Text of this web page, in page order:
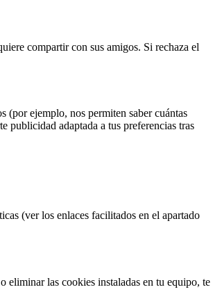
compartir con sus amigos. Si rechaza el
(por ejemplo, nos permiten saber cuántas
publicidad adaptada a tus preferencias tras
(ver los enlaces facilitados en el apartado
eliminar las cookies instaladas en tu equipo, te